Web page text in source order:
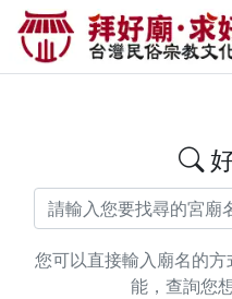
搜尋台南市後
拜好廟求好運
您可以直接輸入廟名的
能，查詢您